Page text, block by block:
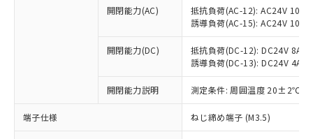
開閉能力(AC)
抵抗負荷(AC-12): AC24V 10A/
誘導負荷(AC-15): AC24V
開閉能力(DC)
抵抗負荷(DC-12): DC24V 8A/
誘導負荷(DC-13): DC24V 4A/
開閉能力説明 測定条件: 周囲温度 20±2℃、
端子仕様 ねじ締め端子 (M3.5)
ご利用条件
以下の条件をお読みいただき、同意のうえ
対応済み：EU RoHS指令（10物質）の
非含有に対応した製品が提供可能な商品で
対応予定：EU RoHS指令（10物質）の非含
有に対応した製品に切り替える予定のある
対応予定なし：EU RoHS指令（10物質）の
非含有に非対応の商品で、対応品を出す予